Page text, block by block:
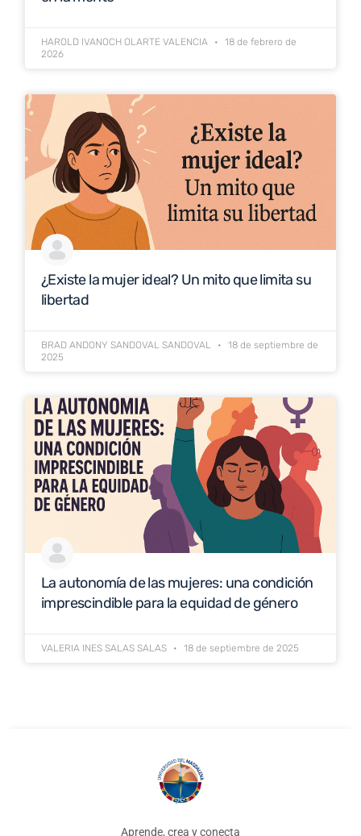
HAROLD IVANOCH OLARTE VALENCIA
18 de febrero de
2026
¿Existe la mujer ideal? Un mito que limita su
libertad
BRAD ANDONY SANDOVAL SANDOVAL
18 de septiembre de
2025
La autonomía de las mujeres: una condición
imprescindible para la equidad de género
VALERIA INES SALAS SALAS 18 de septiembre de 2025
Aprende, crea y conecta